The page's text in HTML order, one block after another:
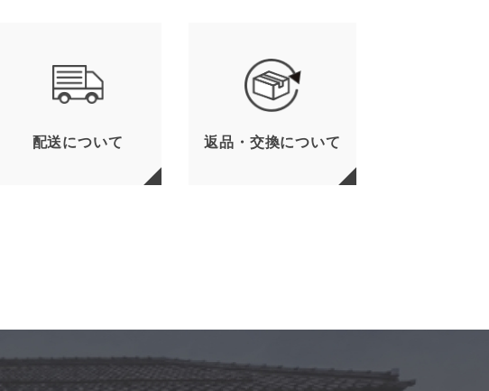
配送について 返品・交換について